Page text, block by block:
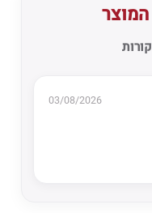
המוצר
03/08/2026